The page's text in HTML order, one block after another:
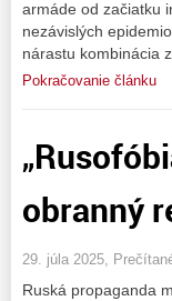
armáde od začiatku
nezávislých
nárastu kombinácia
Pokračovanie článku
obranný
29. júla 2025,
Ruská propaganda